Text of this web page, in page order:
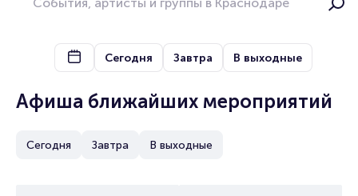
Сегодня Завтра В выходные
Афиша ближайших мероприятий
Сегодня Завтра В выходные